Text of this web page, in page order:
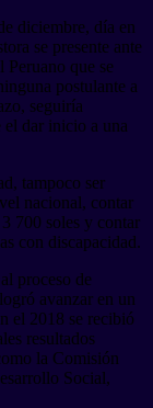
diciembre, día en
se presente ante
que se
postulante a
seguiría
el dar inicio a una
tampoco ser
nacional, contar
700 soles y contar
con discapacidad.
proceso de
avanzar en un
el 2018 se recibió
resultados
la Comisión
Social,